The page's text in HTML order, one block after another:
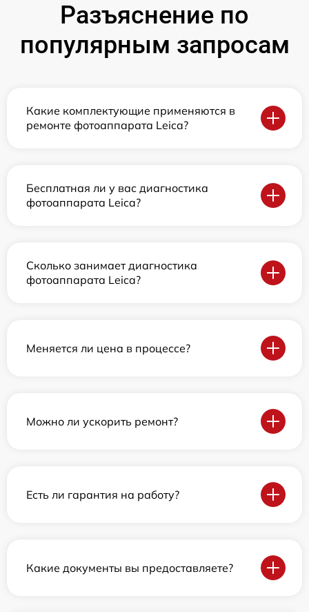
Разъяснение по
популярным запросам
Какие комплектующие применяются в
ремонте фотоаппарата Leica?
Бесплатная ли у вас диагностика
фотоаппарата Leica?
Сколько занимает диагностика
фотоаппарата Leica?
Меняется ли цена в процессе?
Можно ли ускорить ремонт?
Есть ли гарантия на работу?
Какие документы вы предоставляете?